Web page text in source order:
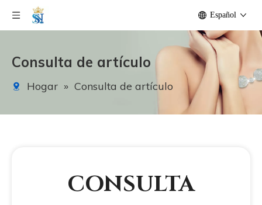
Español
Consulta de artículo
Hogar » Consulta de artículo
CONSULTA